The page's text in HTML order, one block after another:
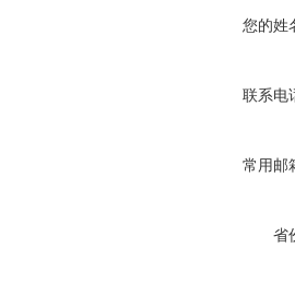
您的姓
联系电
常用邮
省